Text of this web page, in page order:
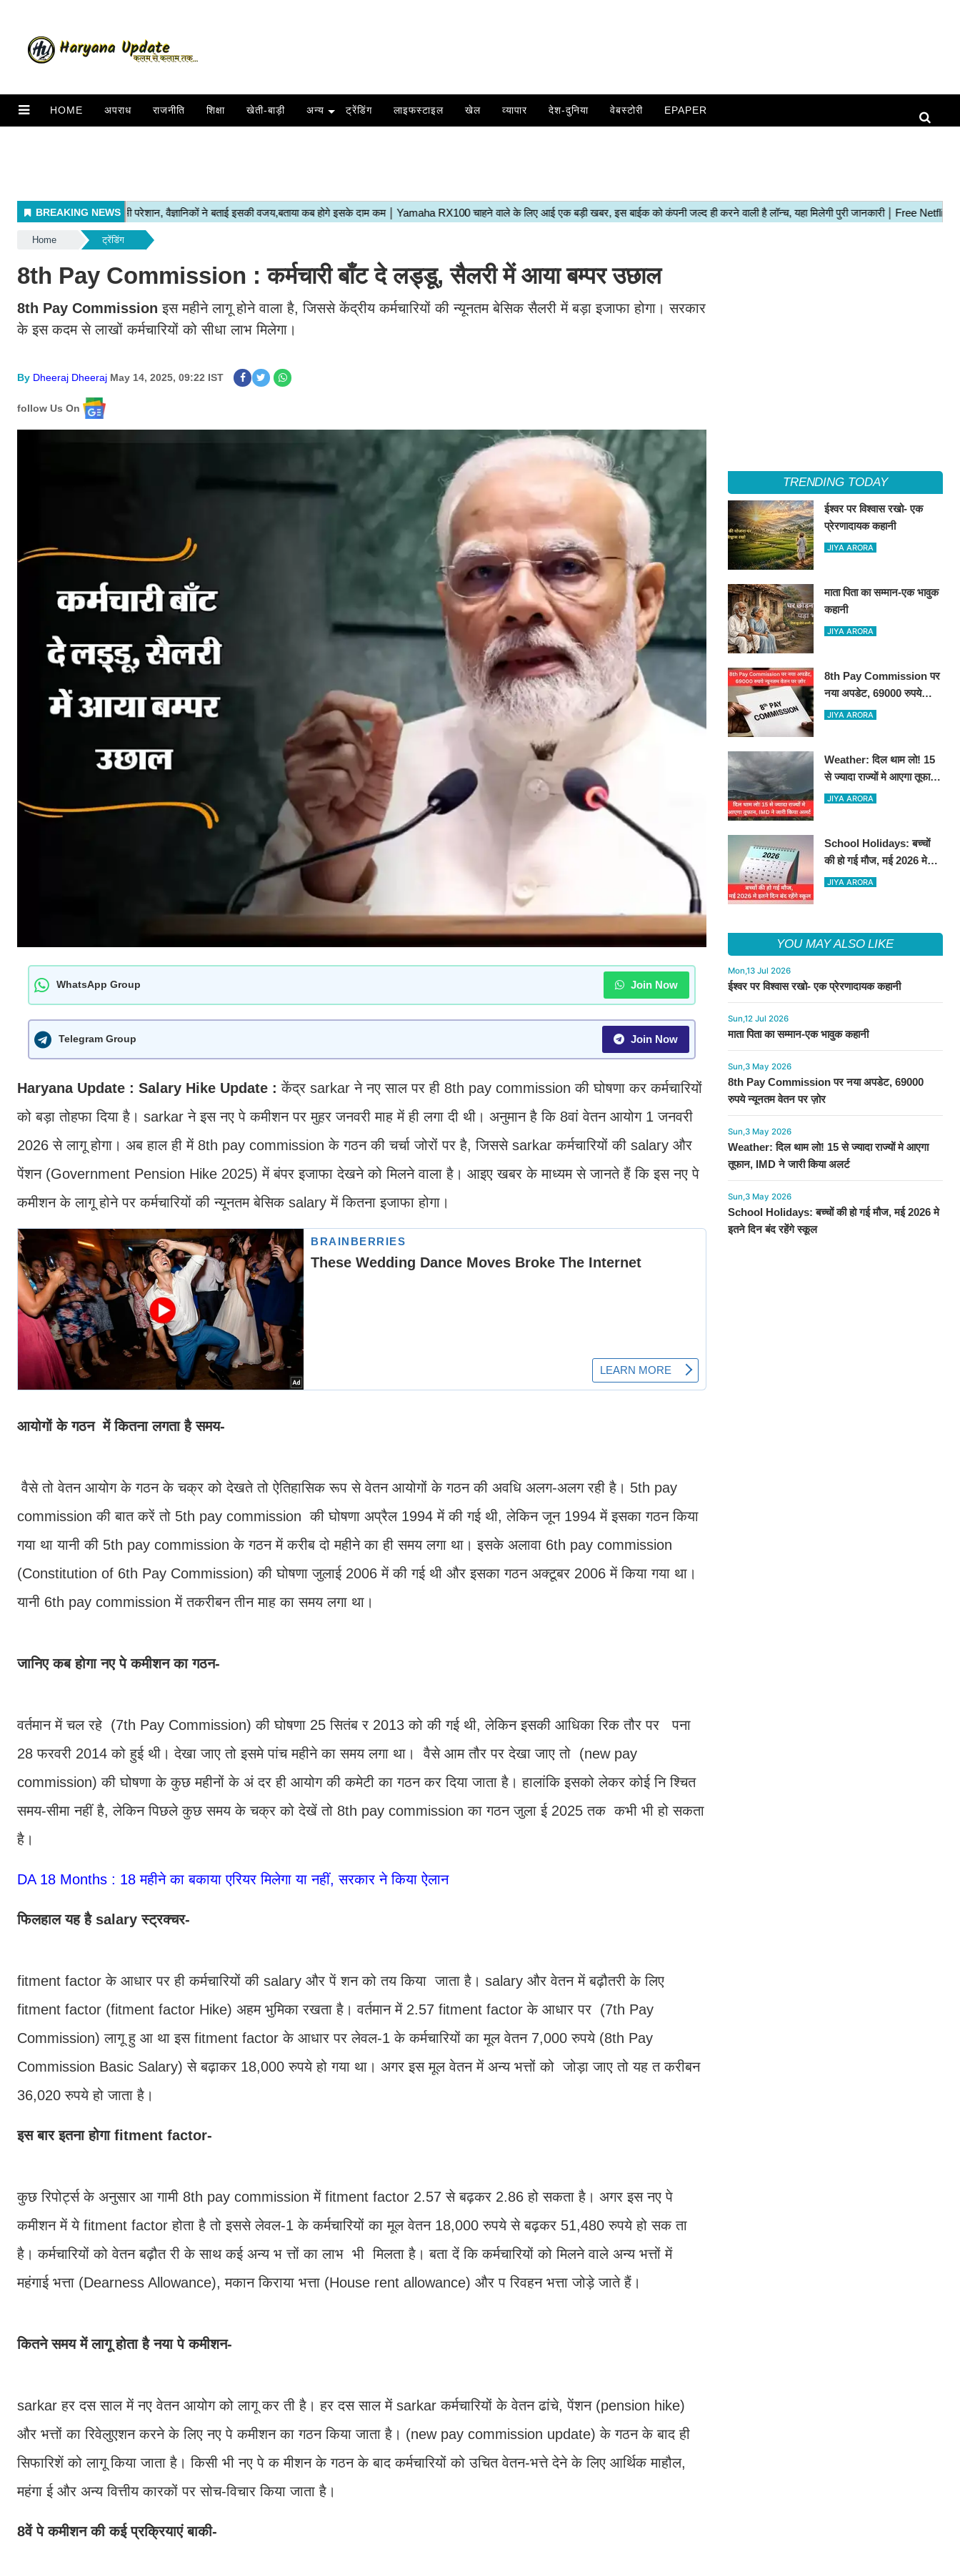
HOME अपराध राजनीति शिक्षा खेती-बाड़ी अन्य ट्रेंडिंग लाइफस्टाइल खेल व्यापार देश-दुनिया वेबस्टोरी EPAPER
Home ट्रेंडिंग
8th Pay Commission : कर्मचारी बाँट दे लड्डू, सैलरी में आया बम्पर उछाल
8th Pay Commissionइस महीने लागू होने वाला है, जिससे केंद्रीय कर्मचारियों की न्यूनतम बेसिक सैलरी में बड़ा इजाफा होगा। सरकार
के इस कदम से लाखों कर्मचारियों को सीधा लाभ मिलेगा।
By Dheeraj Dheeraj May 14, 2025, 09:22 IST
follow Us On
WhatsApp Group Join Now
Telegram Group Join Now
Haryana Update : Salary Hike Update :केंद्र sarkar ने नए साल पर ही 8th pay commission की घोषणा कर कर्मचारियों
को बड़ा तोहफा दिया है। sarkar ने इस नए पे कमीशन पर मुहर जनवरी माह में ही लगा दी थी। अनुमान है कि 8वां वेतन आयोग 1 जनवरी
2026 से लागू होगा। अब हाल ही में 8th pay commission के गठन की चर्चा जोरों पर है, जिससे sarkar कर्मचारियों की salary और
पेंशन (Government Pension Hike 2025) में बंपर इजाफा देखने को मिलने वाला है। आइए खबर के माध्यम से जानते हैं कि इस नए पे
कमीशन के लागू होने पर कर्मचारियों की न्यूनतम बेसिक salary में कितना इजाफा होगा।
आयोगों के गठन में कितना लगता है समय-
वैसे तो वेतन आयोग के गठन के चक्र को देखते तो ऐतिहासिक रूप से वेतन आयोगों के गठन की अवधि अलग-अलग रही है। 5th pay
commission की बात करें तो 5th pay commission की घोषणा अप्रैल 1994 में की गई थी, लेकिन जून 1994 में इसका गठन किया
गया था यानी की 5th pay commission के गठन में करीब दो महीने का ही समय लगा था। इसके अलावा 6th pay commission
(Constitution of 6th Pay Commission) की घोषणा जुलाई 2006 में की गई थी और इसका गठन अक्टूबर 2006 में किया गया था।
यानी 6th pay commission में तकरीबन तीन माह का समय लगा था।
जानिए कब होगा नए पे कमीशन का गठन-
वर्तमान में चल रहे (7th Pay Commission) की घोषणा 25 सितंब र 2013 को की गई थी, लेकिन इसकी आधिका रिक तौर पर पना
28 फरवरी 2014 को हुई थी। देखा जाए तो इसमे पांच महीने का समय लगा था। वैसे आम तौर पर देखा जाए तो (new pay
commission) की घोषणा के कुछ महीनों के अं दर ही आयोग की कमेटी का गठन कर दिया जाता है। हालांकि इसको लेकर कोई नि श्चित
समय-सीमा नहीं है, लेकिन पिछले कुछ समय के चक्र को देखें तो 8th pay commission का गठन जुला ई 2025 तक कभी भी हो सकता
है।
DA 18 Months : 18 महीने का बकाया एरियर मिलेगा या नहीं, सरकार ने किया ऐलान
फिलहाल यह है salary स्ट्रक्चर-
fitment factor के आधार पर ही कर्मचारियों की salary और पें शन को तय किया जाता है। salary और वेतन में बढ़ौतरी के लिए
fitment factor (fitment factor Hike) अहम भुमिका रखता है। वर्तमान में 2.57 fitment factor के आधार पर (7th Pay
Commission) लागू हु आ था इस fitment factor के आधार पर लेवल-1 के कर्मचारियों का मूल वेतन 7,000 रुपये (8th Pay
Commission Basic Salary) से बढ़ाकर 18,000 रुपये हो गया था। अगर इस मूल वेतन में अन्य भत्तों को जोड़ा जाए तो यह त करीबन
36,020 रुपये हो जाता है।
इस बार इतना होगा fitment factor-
कुछ रिपोर्ट्स के अनुसार आ गामी 8th pay commission में fitment factor 2.57 से बढ़कर 2.86 हो सकता है। अगर इस नए पे
कमीशन में ये fitment factor होता है तो इससे लेवल-1 के कर्मचारियों का मूल वेतन 18,000 रुपये से बढ़कर 51,480 रुपये हो सक ता
है। कर्मचारियों को वेतन बढ़ौत री के साथ कई अन्य भ त्तों का लाभ भी मिलता है। बता दें कि कर्मचारियों को मिलने वाले अन्य भत्तों में
महंगाई भत्ता (Dearness Allowance), मकान किराया भत्ता (House rent allowance) और प रिवहन भत्ता जोड़े जाते हैं।
कितने समय में लागू होता है नया पे कमीशन-
sarkar हर दस साल में नए वेतन आयोग को लागू कर ती है। हर दस साल में sarkar कर्मचारियों के वेतन ढांचे, पेंशन (pension hike)
और भत्तों का रिवेलुएशन करने के लिए नए पे कमीशन का गठन किया जाता है। (new pay commission update) के गठन के बाद ही
सिफारिशें को लागू किया जाता है। किसी भी नए पे क मीशन के गठन के बाद कर्मचारियों को उचित वेतन-भत्ते देने के लिए आर्थिक माहौल,
महंगा ई और अन्य वित्तीय कारकों पर सोच-विचार किया जाता है।
8वें पे कमीशन की कई प्रक्रियाएं बाकी-
TRENDING TODAY
ईश्वर पर विश्वास रखो- एक
प्रेरणादायक कहानी
JIYA ARORA
माता पिता का सम्मान-एक भावुक
कहानी
JIYA ARORA
8th Pay Commission पर
नया अपडेट, 69000 रुपये
न्यूनतम वेतन पर ज़ोर
JIYA ARORA
Weather: दिल थाम लो! 15
से ज्यादा राज्यों मे आएगा तूफान,
IMD ने जारी किया अलर्ट
JIYA ARORA
School Holidays: बच्चों
की हो गई मौज, मई 2026 मे
इतने दिन बंद रहेंगे स्कूल
JIYA ARORA
YOU MAY ALSO LIKE
Mon,13 Jul 2026
ईश्वर पर विश्वास रखो- एक प्रेरणादायक कहानी
Sun,12 Jul 2026
माता पिता का सम्मान-एक भावुक कहानी
Sun,3 May 2026
8th Pay Commission पर नया अपडेट, 69000
रुपये न्यूनतम वेतन पर ज़ोर
Sun,3 May 2026
Weather: दिल थाम लो! 15 से ज्यादा राज्यों मे आएगा
तूफान, IMD ने जारी किया अलर्ट
Sun,3 May 2026
School Holidays: बच्चों की हो गई मौज, मई 2026 मे
इतने दिन बंद रहेंगे स्कूल